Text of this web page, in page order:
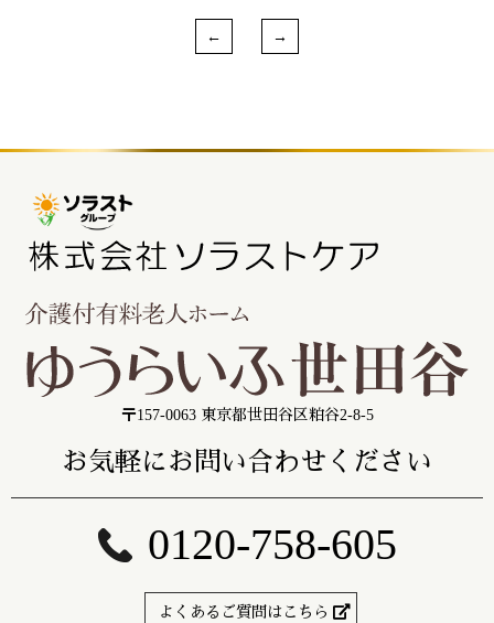
〒157-0063 東京都世田谷区粕谷2-8-5
お気軽にお問い合わせください
0120-758-605
よくあるご質問はこちら